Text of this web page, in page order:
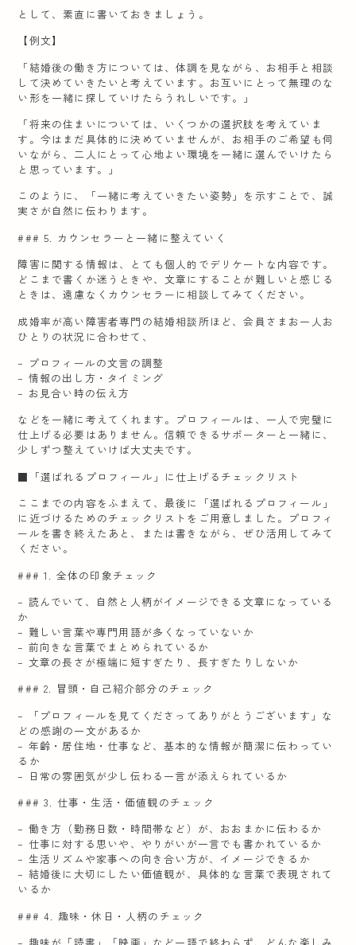
として、素直に書いておきましょう。
【例文】
「結婚後の働き方については、体調を見ながら、お相手と相談
して決めていきたいと考えています。お互いにとって無理のな
い形を一緒に探していけたらうれしいです。」
「将来の住まいについては、いくつかの選択肢を考えていま
す。今はまだ具体的に決めていませんが、お相手のご希望も伺
いながら、二人にとって心地よい環境を一緒に選んでいけたら
と思っています。」
このように、「一緒に考えていきたい姿勢」を示すことで、誠
実さが自然に伝わります。
### 5. カウンセラーと一緒に整えていく
障害に関する情報は、とても個人的でデリケートな内容です。
どこまで書くか迷うときや、文章にすることが難しいと感じる
ときは、遠慮なくカウンセラーに相談してみてください。
成婚率が高い障害者専門の結婚相談所ほど、会員さまお一人お
ひとりの状況に合わせて、
– プロフィールの文言の調整
– 情報の出し方・タイミング
– お見合い時の伝え方
などを一緒に考えてくれます。プロフィールは、一人で完璧に
仕上げる必要はありません。信頼できるサポーターと一緒に、
少しずつ整えていけば大丈夫です。
■「選ばれるプロフィール」に仕上げるチェックリスト
ここまでの内容をふまえて、最後に「選ばれるプロフィール」
に近づけるためのチェックリストをご用意しました。プロフィ
ールを書き終えたあと、または書きながら、ぜひ活用してみて
ください。
### 1. 全体の印象チェック
– 読んでいて、自然と人柄がイメージできる文章になっている
か
– 難しい言葉や専門用語が多くなっていないか
– 前向きな言葉でまとめられているか
– 文章の長さが極端に短すぎたり、長すぎたりしないか
### 2. 冒頭・自己紹介部分のチェック
– 「プロフィールを見てくださってありがとうございます」な
どの感謝の一文があるか
– 年齢・居住地・仕事など、基本的な情報が簡潔に伝わってい
るか
– 日常の雰囲気が少し伝わる一言が添えられているか
### 3. 仕事・生活・価値観のチェック
– 働き方（勤務日数・時間帯など）が、おおまかに伝わるか
– 仕事に対する思いや、やりがいが一言でも書かれているか
– 生活リズムや家事への向き合い方が、イメージできるか
– 結婚後に大切にしたい価値観が、具体的な言葉で表現されて
いるか
### 4. 趣味・休日・人柄のチェック